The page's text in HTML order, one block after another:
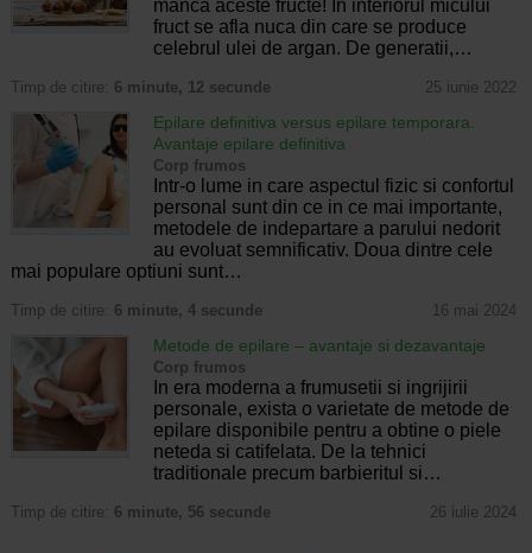
manca aceste fructe! In interiorul micului
fruct se afla nuca din care se produce
celebrul ulei de argan. De generatii,…
Timp de citire: 6 minute, 12 secunde 25 iunie 2022
Epilare definitiva versus epilare temporara.
Avantaje epilare definitiva
Corp frumos
Intr-o lume in care aspectul fizic si confortul
personal sunt din ce in ce mai importante,
metodele de indepartare a parului nedorit
au evoluat semnificativ. Doua dintre cele
mai populare optiuni sunt…
Timp de citire: 6 minute, 4 secunde 16 mai 2024
Metode de epilare – avantaje si dezavantaje
Corp frumos
In era moderna a frumusetii si ingrijirii
personale, exista o varietate de metode de
epilare disponibile pentru a obtine o piele
neteda si catifelata. De la tehnici
traditionale precum barbieritul si…
Timp de citire: 6 minute, 56 secunde 26 iulie 2024